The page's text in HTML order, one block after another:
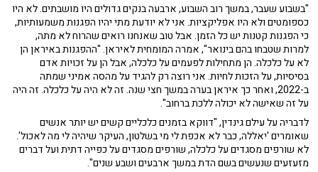
"בשבוע שעבר, במשך רוב השבוע, ארבעה בנקים גדולים היו מושבתים. לא היו
כספומטים ולא היו אפליקציות. אני לא יודעת מתי יהיו הפגנות משמעותיות,
כי הפגנות קטנות יש כל הזמן. אבל טוב שאנחנו רואים שהרוח לא מתה,
למרות שטבחו בהם בינואר", אמרה המומחית לאיראן. "ההפגנות באיראן הן
לא על כלכלה. הן מתחילות לפעמים על כלכלה, אבל הן על זכויות אדם
בסיסיות, על הזכות לחיות. אני רוצה רק להגיד על מהסה אמיני שמתה
ב-2022, ואחר כך איראן בערה במשך חצי שנה. זה לא היה על כלכלה. זה היה
על זה שאישה לא יכולה ללכת ברחוב".
לדבריה על עילם גינדין, "דווקא בזמנים כלכליים קשים יש יותר אנשים
שאומרים 'יאללה, כבר לא אכפת לי מי בשלטון, העיקר שיהיה לי מה לאכול'.
לא שורפים מסגדים על כלכלה, שורפים מסגדים על כפייה דתית ועל דברים
מזעזעים שנעשים בשם הדת במשך ארבעים ושבע שנים".